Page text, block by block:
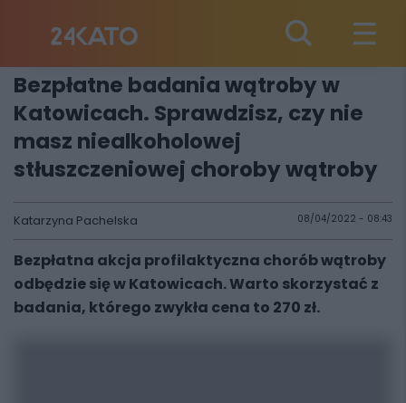
Bezpłatne badania wątroby w
Katowicach. Sprawdzisz, czy nie
masz niealkoholowej
stłuszczeniowej choroby wątroby
Katarzyna Pachelska 08/04/2022 - 08:43
Bezpłatna akcja profilaktyczna chorób wątroby
odbędzie się w Katowicach. Warto skorzystać z
badania, którego zwykła cena to 270 zł.